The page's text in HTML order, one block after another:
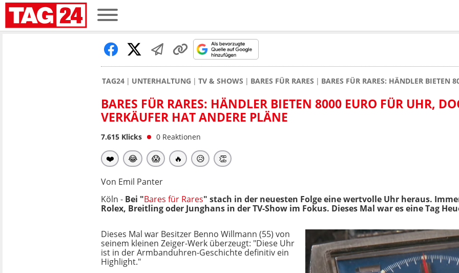
TAG24 UNTERHALTUNG TV & SHOWS BARES FÜR RARES BARES FÜR RARES: HÄNDLER BIETEN
BARES FÜR RARES: HÄNDLER BIETEN 8000 EURO FÜR UHR,
VERKÄUFER HAT ANDERE PLÄNE
7.615 Klicks 0 Reaktionen
❤️ 😂 😱 🔥 😥 👏
Von Emil Panter
Köln - Bei "Bares für Rares" stach in der neuesten Folge eine wertvolle Uhr heraus.
Rolex, Breitling oder Junghans in der TV-Show im Fokus. Dieses Mal war es eine Tag
Dieses Mal war Besitzer Benno Willmann (55) von
seinem kleinen Zeiger-Werk überzeugt: "Diese Uhr
ist in der Armbanduhren-Geschichte definitiv ein
Highlight."